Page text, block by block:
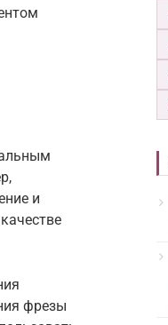
и
фрезы